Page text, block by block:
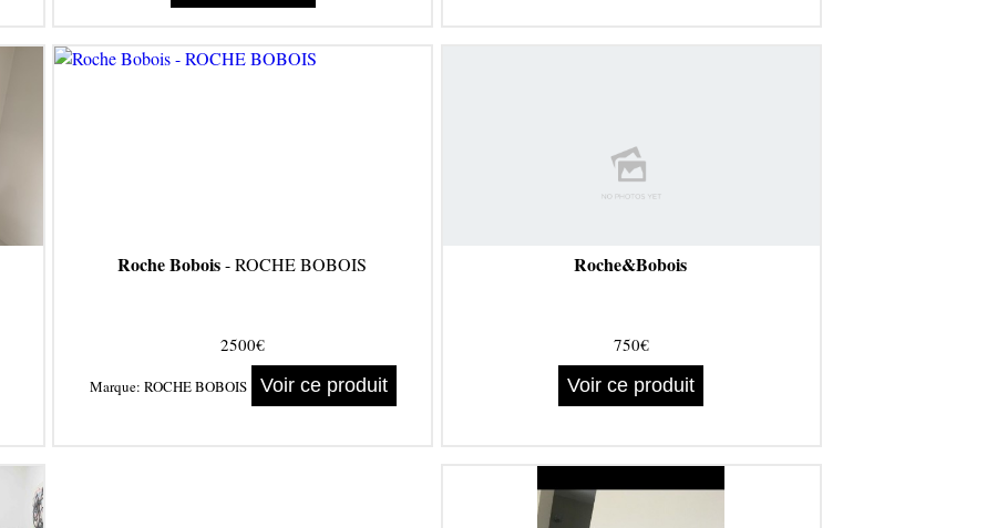
Roche Bobois- ROCHE BOBOIS
2500€
Marque: ROCHE BOBOIS Voir ce produit
Roche&Bobois
750€
Voir ce produit